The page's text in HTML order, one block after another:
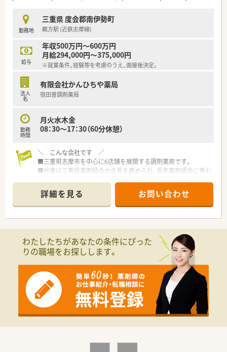
勤務地
三重県 度会郡南伊勢町
鵜方駅 (近鉄志摩線)
給与
年収500万円～600万円
月給294,000円～375,000円
※就業条件、経験等を考慮のうえ、面接後決定。
法人
名
有限会社かんひちや薬局
宿田曽調剤薬局
勤務
時間
月火水木金
08：30～17：30（60分休憩）
＼ こんな会社です ／
■三重県志摩市を中心に6店舗を展開する調剤薬局です。
■代表は三重県薬剤師会の会長を務められ、長年薬剤師会に携わ
■代表は今なお、調剤室に入り現場にて勤務をされております。
■ご家族で経営されており、どの店舗もアットホームな雰囲気で
す。
■将来的に管理薬剤師をお任せできる方、今後を担っていただけ
＼ 働く魅力について ／
■残業は基本的に少なく、プライベートも充実をさせることがで
■今後在宅医療に力を入れていくための増員としての募集とな
ります。
■従業員の定着率は非常に高く、長くご勤務を頂ける環境が整っ
ております。
詳細を見る お問い合わせ
わたしたちがあなたの条件にぴった
りの職場をお探しします。